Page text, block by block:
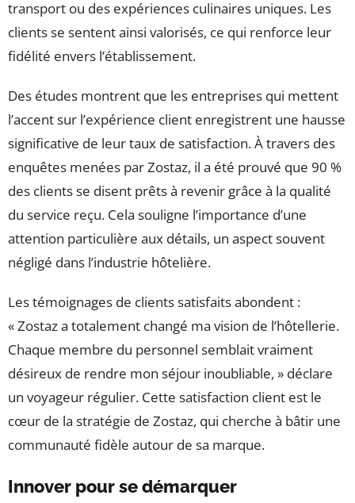
transport ou des expériences culinaires uniques. Les
clients se sentent ainsi valorisés, ce qui renforce leur
fidélité envers l’établissement.
Des études montrent que les entreprises qui mettent
l’accent sur l’expérience client enregistrent une hausse
significative de leur taux de satisfaction. À travers des
enquêtes menées par Zostaz, il a été prouvé que 90 %
des clients se disent prêts à revenir grâce à la qualité
du service reçu. Cela souligne l’importance d’une
attention particulière aux détails, un aspect souvent
négligé dans l’industrie hôtelière.
Les témoignages de clients satisfaits abondent :
« Zostaz a totalement changé ma vision de l’hôtellerie.
Chaque membre du personnel semblait vraiment
désireux de rendre mon séjour inoubliable, » déclare
un voyageur régulier. Cette satisfaction client est le
cœur de la stratégie de Zostaz, qui cherche à bâtir une
communauté fidèle autour de sa marque.
Innover pour se démarquer